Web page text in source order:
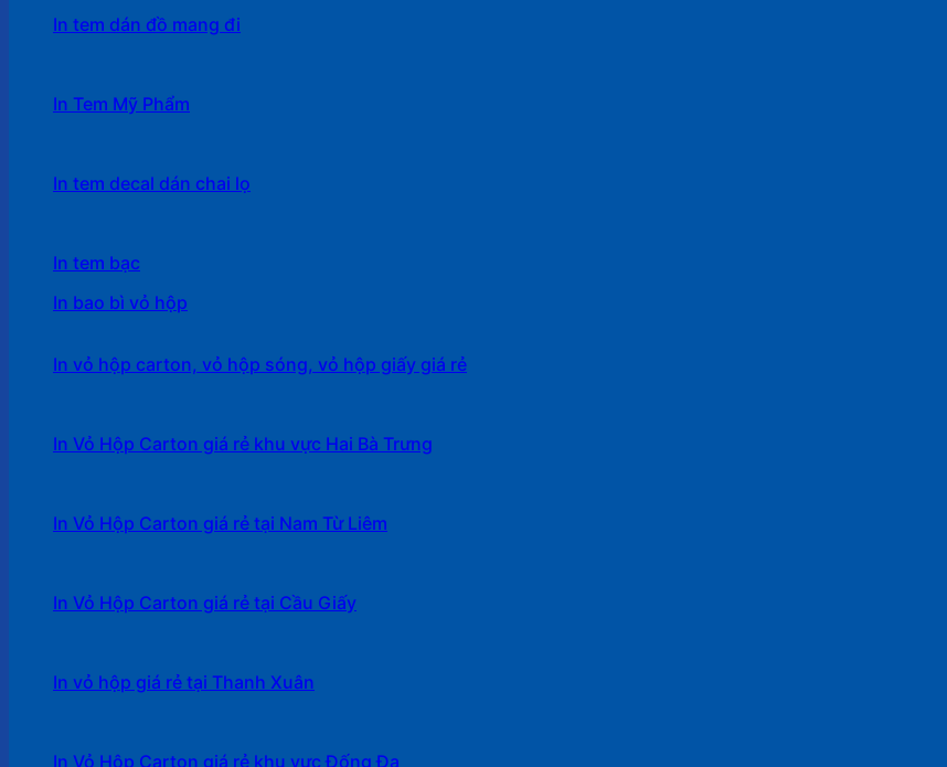
In tem dán đồ mang đi
In Tem Mỹ Phẩm
In tem decal dán chai lọ
In tem bạc
In bao bì vỏ hộp
In vỏ hộp carton, vỏ hộp sóng, vỏ hộp giấy giá rẻ
In Vỏ Hộp Carton giá rẻ khu vực Hai Bà Trưng
In Vỏ Hộp Carton giá rẻ tại Nam Từ Liêm
In Vỏ Hộp Carton giá rẻ tại Cầu Giấy
In vỏ hộp giá rẻ tại Thanh Xuân
In Vỏ Hộp Carton giá rẻ khu vực Đống Đa